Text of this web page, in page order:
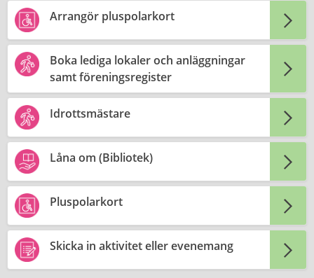
Arrangör pluspolarkort
Boka lediga lokaler och anläggningar
samt föreningsregister
Idrottsmästare
Låna om (Bibliotek)
Pluspolarkort
Skicka in aktivitet eller evenemang